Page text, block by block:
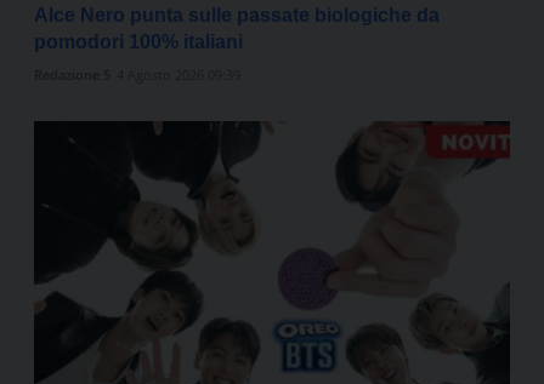
Alce Nero punta sulle passate biologiche da
pomodori 100% italiani